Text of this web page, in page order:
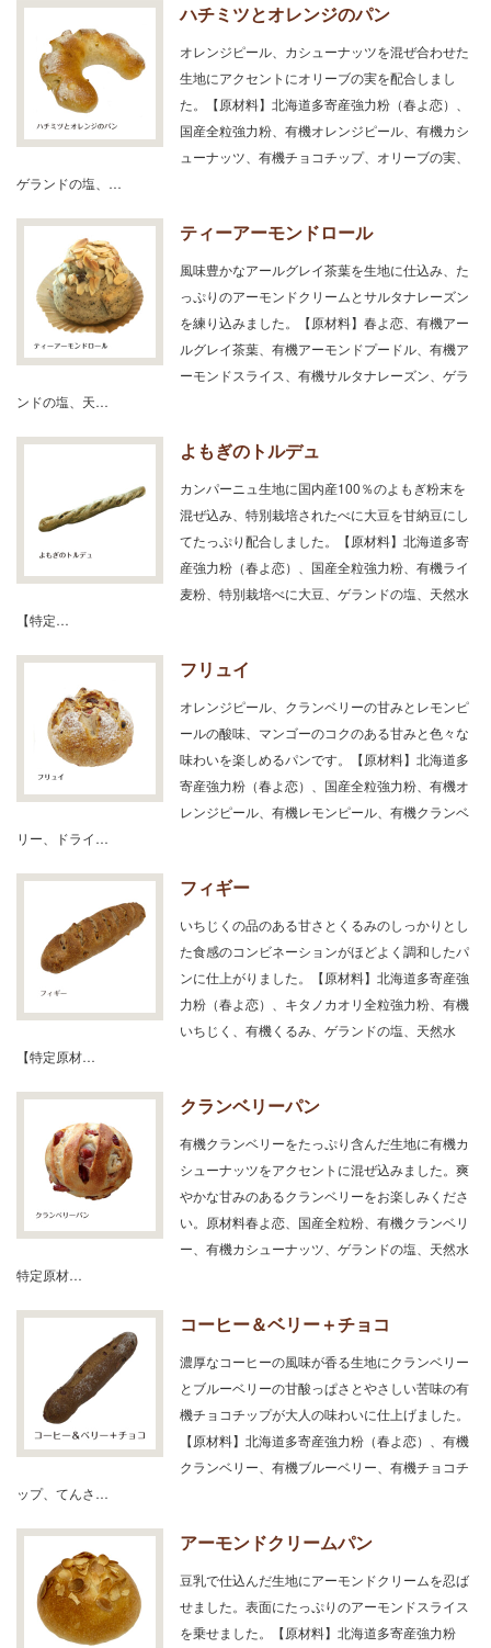
ハチミツとオレンジのパン
オレンジピール、カシューナッツを混ぜ合わせた
生地にアクセントにオリーブの実を配合しまし
た。【原材料】北海道多寄産強力粉（春よ恋）、
国産全粒強力粉、有機オレンジピール、有機カシ
ューナッツ、有機チョコチップ、オリーブの実、
ゲランドの塩、…
ティーアーモンドロール
風味豊かなアールグレイ茶葉を生地に仕込み、た
っぷりのアーモンドクリームとサルタナレーズン
を練り込みました。【原材料】春よ恋、有機アー
ルグレイ茶葉、有機アーモンドプードル、有機ア
ーモンドスライス、有機サルタナレーズン、ゲラ
ンドの塩、天…
よもぎのトルデュ
カンパーニュ生地に国内産100％のよもぎ粉末を
混ぜ込み、特別栽培されたべに大豆を甘納豆にし
てたっぷり配合しました。【原材料】北海道多寄
産強力粉（春よ恋）、国産全粒強力粉、有機ライ
麦粉、特別栽培べに大豆、ゲランドの塩、天然水
【特定…
フリュイ
オレンジピール、クランベリーの甘みとレモンピ
ールの酸味、マンゴーのコクのある甘みと色々な
味わいを楽しめるパンです。【原材料】北海道多
寄産強力粉（春よ恋）、国産全粒強力粉、有機オ
レンジピール、有機レモンピール、有機クランベ
リー、ドライ…
フィギー
いちじくの品のある甘さとくるみのしっかりとし
た食感のコンビネーションがほどよく調和したパ
ンに仕上がりました。【原材料】北海道多寄産強
力粉（春よ恋）、キタノカオリ全粒強力粉、有機
いちじく、有機くるみ、ゲランドの塩、天然水
【特定原材…
クランベリーパン
有機クランベリーをたっぷり含んだ生地に有機カ
シューナッツをアクセントに混ぜ込みました。爽
やかな甘みのあるクランベリーをお楽しみくださ
い。原材料春よ恋、国産全粒粉、有機クランベリ
ー、有機カシューナッツ、ゲランドの塩、天然水
特定原材…
コーヒー＆ベリー＋チョコ
濃厚なコーヒーの風味が香る生地にクランベリー
とブルーベリーの甘酸っぱさとやさしい苦味の有
機チョコチップが大人の味わいに仕上げました。
【原材料】北海道多寄産強力粉（春よ恋）、有機
クランベリー、有機ブルーベリー、有機チョコチ
ップ、てんさ…
アーモンドクリームパン
豆乳で仕込んだ生地にアーモンドクリームを忍ば
せました。表面にたっぷりのアーモンドスライス
を乗せました。【原材料】北海道多寄産強力粉